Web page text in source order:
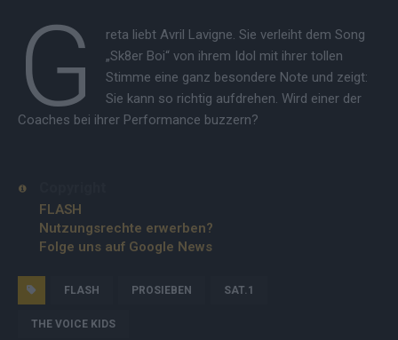
G
reta liebt Avril Lavigne. Sie verleiht dem Song
„Sk8er Boi“ von ihrem Idol mit ihrer tollen
Stimme eine ganz besondere Note und zeigt:
Sie kann so richtig aufdrehen. Wird einer der
Coaches bei ihrer Performance buzzern?
FLASH
Nutzungsrechte erwerben?
Folge uns auf Google News
FLASH PROSIEBEN SAT.1
THE VOICE KIDS